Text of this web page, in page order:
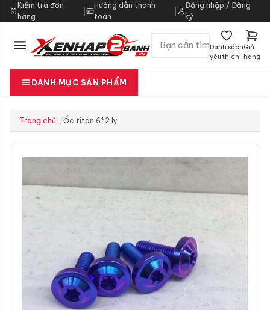
Kiểm tra đơn
hàng
|
Hướng dẫn thanh
toán
Đăng nhập / Đăng
ký
Danh sách
yêu thích
Giỏ
hàng
DANH MỤC SẢN PHẨM
Trang chủ Ốc titan 6*2 ly